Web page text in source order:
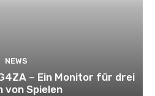
NEWS
– Ein Monitor für drei
von Spielen